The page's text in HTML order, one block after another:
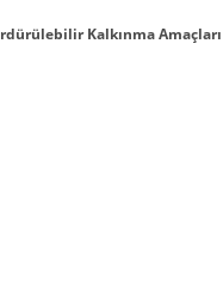
Kalkınma Amaçları